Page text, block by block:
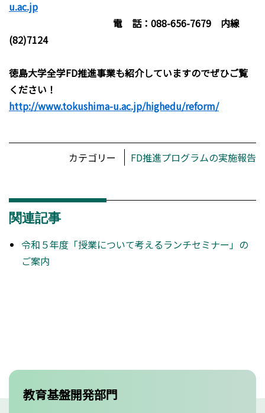
u.ac.jp
電 話：088-656-7679 内線
(82)7124
徳島大学全学FD推進事業も紹介していますのでぜひご覧
ください！
http://www.tokushima-u.ac.jp/highedu/reform/
カテゴリー FD推進プログラムの実施報告
関連記事
令和５年度「授業について考えるランチセミナー」の
ご案内
教育基盤開発部門